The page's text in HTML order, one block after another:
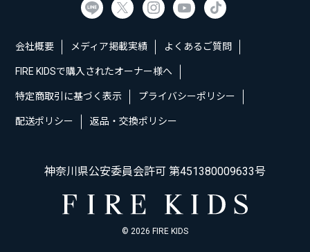
会社概要 メディア掲載実績 よくあるご質問
FIRE KIDSで購入されたオーナー様へ
特定商取引に基づく表示 プライバシーポリシー
配送ポリシー 返品・交換ポリシー
神奈川県公安委員会許可 第451380009633号
© 2026 FIRE KIDS